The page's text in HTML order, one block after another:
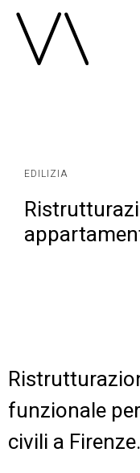
EDILIZIA
funzionale
civili a Firenze.